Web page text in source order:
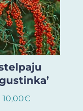
10,00€